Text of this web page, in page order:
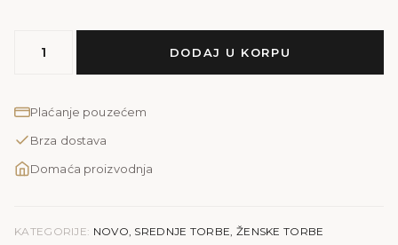
EMA
|
količina
DODAJ U KORPU
Plaćanje pouzećem
Brza dostava
Domaća proizvodnja
KATEGORIJE: NOVO, SREDNJE TORBE, ŽENSKE TORBE